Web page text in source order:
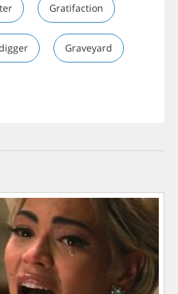
Gratifaction
Graveyard